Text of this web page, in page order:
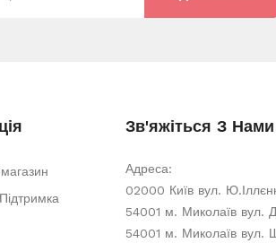
Зв'яжіться З Нами
Адреса:
02000 Київ вул.
54001 м. Миколаїв вул.
54001 м. Миколаїв вул.